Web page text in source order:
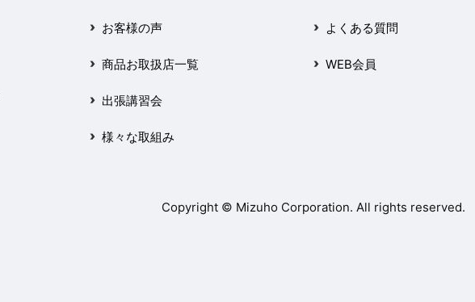
お客様の声
商品お取扱店一覧
出張講習会
様々な取組み
よくある質問
WEB会員
Copyright © Mizuho Corporation. All rights reserved.